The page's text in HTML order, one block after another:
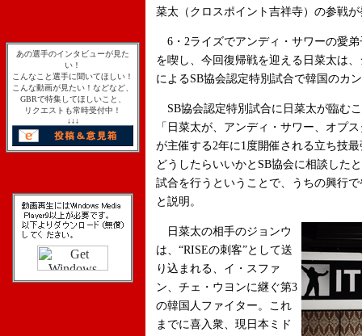
あの選手のインタビューが見た
い！
こんなこと選手に聞いてほしい！
こんな動画が見たい！などなど、
GBRで特集してほしいこと、
リクエストも常時受付中！
↓↓↓
菜太（クロスポイント吉祥寺）の参戦
6・2ライズでアンディ・サワーの愛
を喫し、今回復帰戦を迎える日菜太は
によるSB協会認定特別試合で韓国のカ
SB協会認定特別試合に日菜太が臨む
「日菜太が、アンディ・サワー、オプ
が主催する2年に1度開催される立ち技
どうしたらいいかとSB協会に相談した
試合を行うということで、うちの興行
と説明。
日菜太の相手のジョンウ
は、“RISEの刺客”として送
り込まれる、イ・スファ
ン、チェ・ウヨンに継ぐ第3
の韓国人ファイター。これ
までに喜入衆、現日本ミド